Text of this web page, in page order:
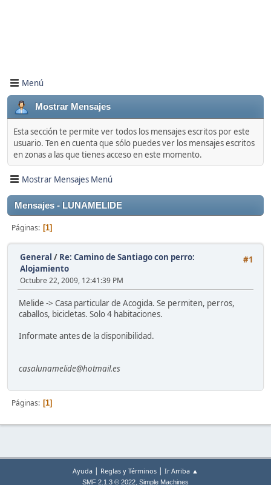
Menú
Mostrar Mensajes
Esta sección te permite ver todos los mensajes escritos por este
usuario. Ten en cuenta que sólo puedes ver los mensajes escritos
en zonas a las que tienes acceso en este momento.
Mostrar Mensajes Menú
Mensajes - LUNAMELIDE
Páginas 1
#1
General / Re: Camino de Santiago con perro:
Alojamiento
Octubre 22, 2009, 12:41:39 PM
Melide -> Casa particular de Acogida. Se permiten, perros,
caballos, bicicletas. Solo 4 habitaciones.
Informate antes de la disponibilidad.
casalunamelide@hotmail.es
Páginas 1
Ayuda | Reglas y Términos | Ir Arriba ▲
SMF 2.1.3 © 2022, Simple Machines